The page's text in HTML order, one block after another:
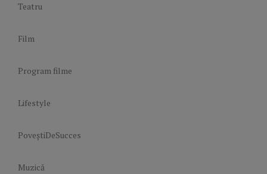
Teatru
Film
Program filme
Lifestyle
PoveștiDeSucces
Muzică